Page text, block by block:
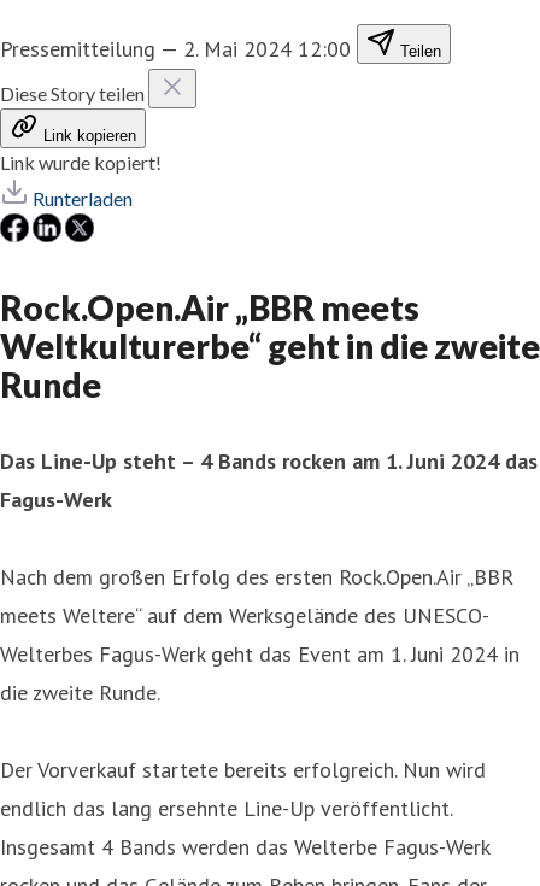
Pressemitteilung — 2. Mai 2024 12:00 Teilen
Diese Story teilen
Link kopieren
Link wurde kopiert!
Runterladen
Rock.Open.Air „BBR meets
Weltkulturerbe“ geht in die zweite
Runde
Das Line-Up steht – 4 Bands rocken am 1. Juni 2024 das
Fagus-Werk
Nach dem großen Erfolg des ersten Rock.Open.Air „BBR
meets Weltere“ auf dem Werksgelände des UNESCO-
Welterbes Fagus-Werk geht das Event am 1. Juni 2024 in
die zweite Runde.
Der Vorverkauf startete bereits erfolgreich. Nun wird
endlich das lang ersehnte Line-Up veröffentlicht.
Insgesamt 4 Bands werden das Welterbe Fagus-Werk